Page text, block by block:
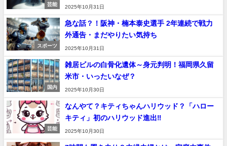
芸能
2025年10月31日
スポーツ
急な話？！阪神・楠本泰史選手 2年連続で戦力
外通告・まだやりたい気持ち
2025年10月31日
国内
雑居ビルの白骨化遺体～身元判明！福岡県久留
米市・いったいなぜ？
2025年10月30日
芸能
なんやて？キティちゃんハリウッド？「ハロー
キティ」初のハリウッド進出‼︎
2025年10月30日